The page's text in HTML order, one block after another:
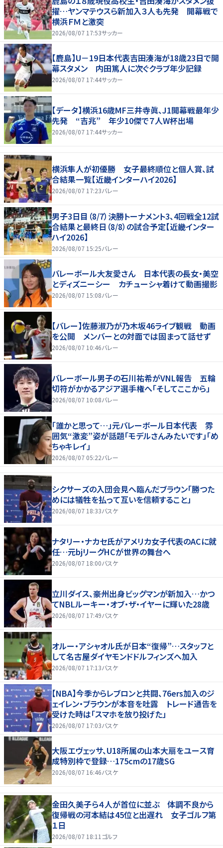
擢…ヤンマテウスら新加入３人も先発 開幕戦で
横浜ＦＭと激突
2026/08/07 17:53サッカー
【鹿島】U－19日本代表吉田湊海が18歳23日で開
幕スタメン 内田篤人に次ぐクラブ年少記録
2026/08/07 17:44サッカー
【データ】横浜16歳MF三井寺眞、J1開幕戦最年少
先発 “吉兆” 年少10傑で７人W杯出場
2026/08/07 17:44サッカー
横浜隼人が初優勝 女子最終順位と個人賞、試
合結果一覧【近畿インターハイ2026】
2026/08/07 17:23バレー
男子3日目（8/7）決勝トーナメント3、4回戦全12試
合結果と最終日（8/8）の試合予定【近畿インター
ハイ2026】
2026/08/07 15:25バレー
バレーボール大友愛さん 日本代表の長女・美空
とディズニーシー カチューシャ着けて動画撮影
2026/08/07 15:08バレー
【バレー】佐藤淑乃が乃木坂46ライブ観戦 動画
を公開 メンバーとの対面では固まって話せず
2026/08/07 10:46バレー
バレーボール男子の石川祐希がVNL報告 五輪
切符がかかるアジア選手権へ「そしてここから」
2026/08/07 10:08バレー
「誰かと思って…」元バレーボール日本代表 雰
囲気“激変”姿が話題「モデルさんみたいです」「め
ちゃキレイ」
2026/08/07 05:22バレー
シクサーズの入団会見へ臨んだブラウン「勝つた
めには犠牲を払って互いを信頼すること」
2026/08/07 18:33バスケ
ナタリー・ナカセ氏がアメリカ女子代表のACに就
任…元bjリーグHCが世界の舞台へ
2026/08/07 18:00バスケ
立川ダイス、豪州出身ビッグマンが新加入…かつ
てNBLルーキー・オブ・ザ・イヤーに輝いた28歳
2026/08/07 17:49バスケ
オルー・アシャオル氏が日本“復帰”…スタッフと
して名古屋ダイヤモンドドルフィンズへ加入
2026/08/07 17:13バスケ
【NBA】今季からレブロンと共闘、76ers加入のジ
ェイレン・ブラウンが本音を吐露 トレード通告を
受けた時は「スマホを放り投げた」
2026/08/07 17:03バスケ
大阪エヴェッサ、U18所属の山本大扇をユース育
成特別枠で登録…175cmの17歳SG
2026/08/07 16:46バスケ
金田久美子ら４人が首位に並ぶ 体調不良から
復帰戦の河本結は45位と出遅れ 女子ゴルフ第
１日
2026/08/07 18:11 ゴルフ